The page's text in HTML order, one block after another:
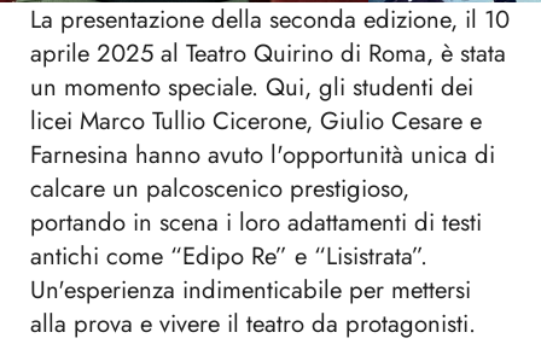
La presentazione della seconda edizione, il 10
aprile 2025 al Teatro Quirino di Roma, è stata
un momento speciale. Qui, gli studenti dei
licei Marco Tullio Cicerone, Giulio Cesare e
Farnesina hanno avuto l'opportunità unica di
calcare un palcoscenico prestigioso,
portando in scena i loro adattamenti di testi
antichi come “Edipo Re” e “Lisistrata”.
Un'esperienza indimenticabile per mettersi
alla prova e vivere il teatro da protagonisti.